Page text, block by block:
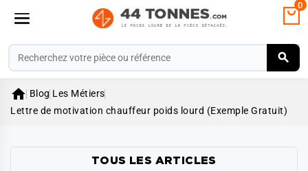
0
 Blog Les Métiers
Lettre de motivation chauffeur poids lourd (Exemple Gratuit)
TOUS LES ARTICLES